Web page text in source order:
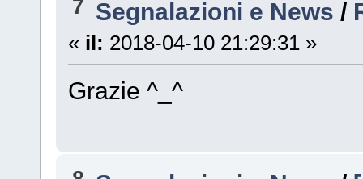
7 Segnalazioni e News /
« il: 2018-04-10 21:29:31 »
Grazie ^_^